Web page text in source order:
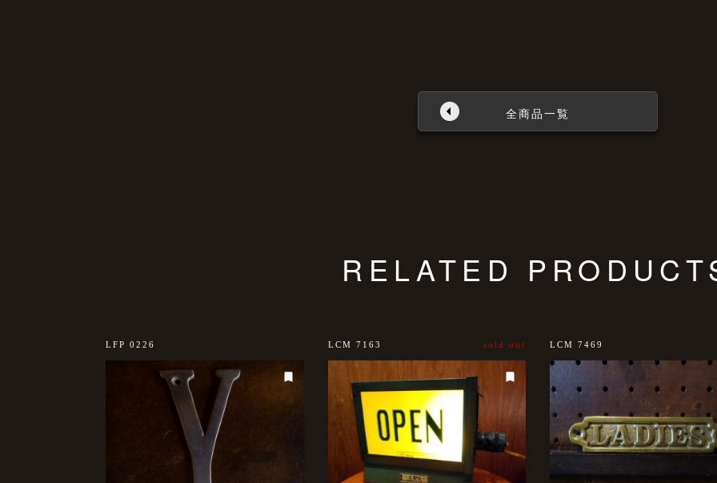
全商品一覧
RELATED
LFP 0226 LCM 7163 sold out LCM 7469